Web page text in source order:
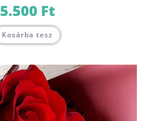
5.500 Ft
Kosárba tesz